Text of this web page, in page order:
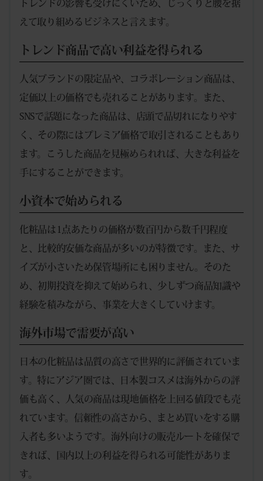
トレンドの影響も受けにくいため、じっくりと腰を据
えて取り組めるビジネスと言えます。
トレンド商品で高い利益を得られる
人気ブランドの限定品や、コラボレーション商品は、
定価以上の価格でも売れることがあります。また、
SNSで話題になった商品は、店頭で品切れになりやす
く、その際にはプレミア価格で取引されることもあり
ます。こうした商品を見極められれば、大きな利益を
手にすることができます。
小資本で始められる
化粧品は1点あたりの価格が数百円から数千円程度
と、比較的安価な商品が多いのが特徴です。また、サ
イズが小さいため保管場所にも困りません。そのた
め、初期投資を抑えて始められ、少しずつ商品知識や
経験を積みながら、事業を大きくしていけます。
海外市場で需要が高い
日本の化粧品は品質の高さで世界的に評価されていま
す。特にアジア圏では、日本製コスメは海外からの評
価も高く、人気の商品は現地価格を上回る値段でも売
れています。信頼性の高さから、まとめ買いをする購
入者も多いようです。海外向けの販売ルートを確保で
きれば、国内以上の利益を得られる可能性がありま
す。